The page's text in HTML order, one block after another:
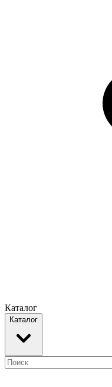
Каталог
Каталог